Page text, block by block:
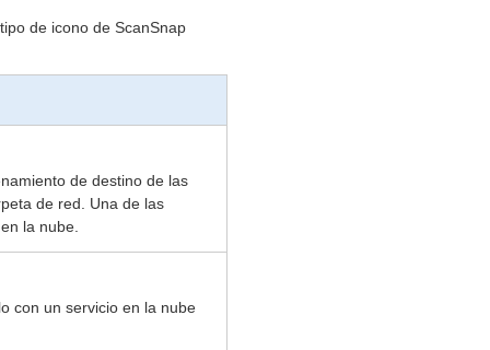
de icono de ScanSnap
de destino de las
de red. Una de las
la nube.
con un servicio en la nube